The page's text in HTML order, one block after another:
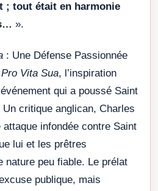
; tout était en harmonie
».
: Une Défense Passionnée
Vita Sua, l’inspiration
qui a poussé Saint
Un critique anglican, Charles
attaque infondée contre Saint
lui et les prêtres
nature peu fiable. Le prélat
publique, mais